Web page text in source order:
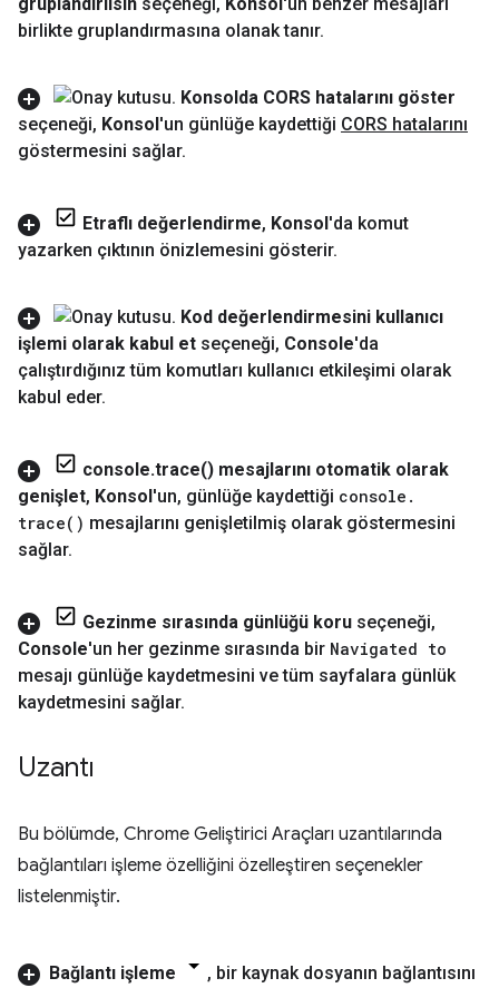
birlikte gruplandırmasına olanak tanır.
Konsolda CORS hatalarını göster
seçeneği, Konsol 'un günlüğe kaydettiği CORS hatalarını
göstermesini sağlar.
Etraflı değerlendirme, Konsol 'da komut
yazarken çıktının önizlemesini gösterir.
Kod değerlendirmesini kullanıcı
işlemi olarak kabul et seçeneği, Console'da
çalıştırdığınız tüm komutları kullanıcı etkileşimi olarak
kabul eder.
console.trace() mesajlarını otomatik olarak
genişlet, Konsol 'un, günlüğe kaydettiği console .
trace( ) mesajlarını genişletilmiş olarak göstermesini
sağlar.
Gezinme sırasında günlüğü koru seçeneği,
Console'un her gezinme sırasında bir Navigated to
mesajı günlüğe kaydetmesini ve tüm sayfalara günlük
kaydetmesini sağlar.
Uzantı
Bu bölümde, Chrome Geliştirici Araçları uzantılarında
bağlantıları işleme özelliğini özelleştiren seçenekler
listelenmiştir.
Bağlantı işleme , bir kaynak dosyanın bağlantısını